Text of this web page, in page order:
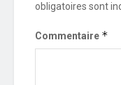
obligatoires sont
Commentaire *